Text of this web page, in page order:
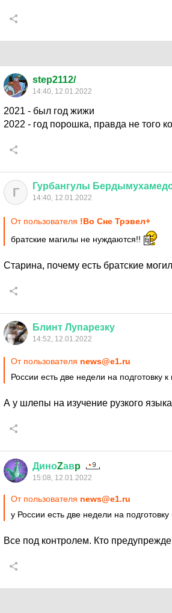
step2112/
14:40, 12.01.2022
2021 - был год жижи
2022 - год порошка, правда не того
Г Гурбангулы
14:40, 12.01.2022
От пользователя !Во Сне Трэвел+
братские магилы не нуждаются!!
Старина, почему есть братские
Блинт Лупарезку
14:52, 12.01.2022
От пользователя news@e1.ru
России есть две недели на подготовку
А у шлепы на изучение рузкого
ДиноZавp
15:08, 12.01.2022
От пользователя news@e1.ru
у России есть две недели на
Все под контролем. Кто